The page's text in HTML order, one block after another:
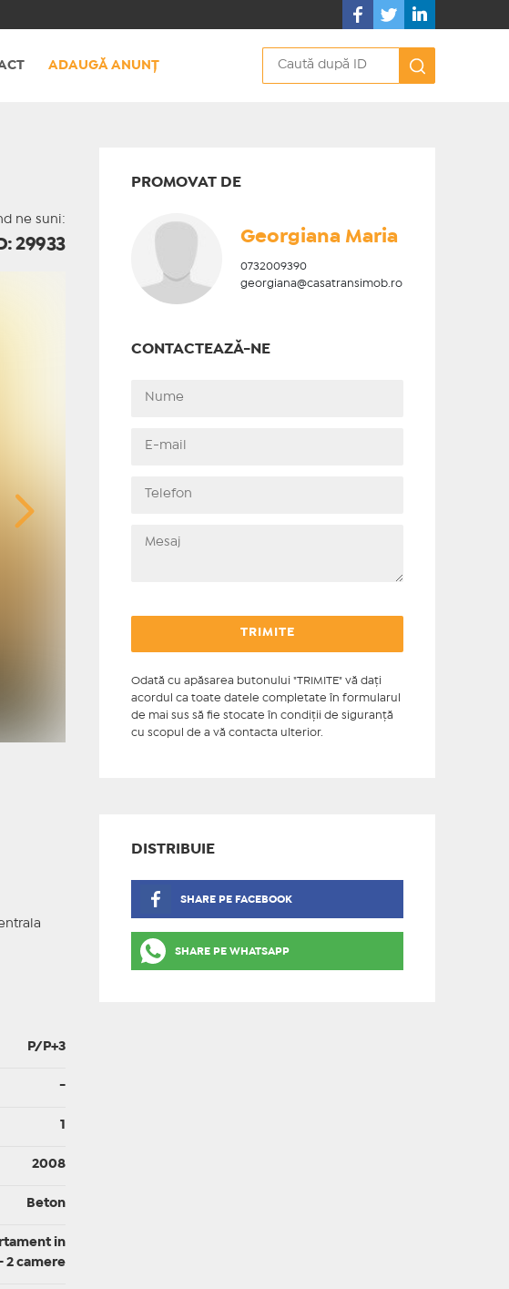
ADAUGĂ ANUNȚ
ne suni:
29933
P/P+3
-
2008
Beton
in
2 camere
PROMOVAT DE
Georgiana Maria
0732009390
georgiana@casatransimob.ro
CONTACTEAZĂ-NE
Odată cu apăsarea butonului "TRIMITE" vă daţi
acordul ca toate datele completate în formularul
de mai sus să fie stocate în condiţii de siguranţă
cu scopul de a vă contacta ulterior.
DISTRIBUIE
SHARE PE FACEBOOK
SHARE PE WHATSAPP